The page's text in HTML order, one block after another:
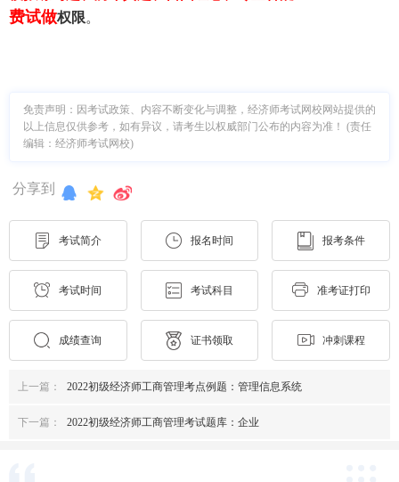
费试做权限。
免责声明：因考试政策、内容不断变化与调整，经济师考试网校网站提供的
以上信息仅供参考，如有异议，请考生以权威部门公布的内容为准！ (责任
编辑：经济师考试网校)
分享到
考试简介 报名时间 报考条件
考试时间 考试科目 准考证打印
成绩查询 证书领取 冲刺课程
上一篇： 2022初级经济师工商管理考点例题：管理信息系统
下一篇： 2022初级经济师工商管理考试题库：企业